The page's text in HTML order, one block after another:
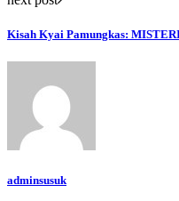
Kisah Kyai Pamungkas:
adminsusuk